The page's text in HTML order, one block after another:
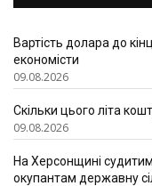
Вартість долара до
економісти
09.08.2026
Скільки цього літа
09.08.2026
На Херсонщині
окупантам державну